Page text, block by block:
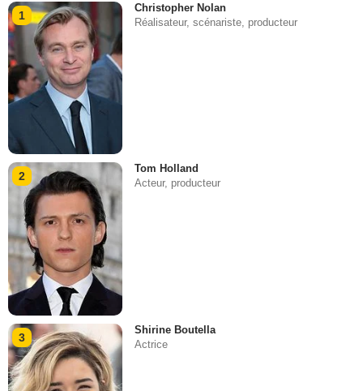
1
Christopher Nolan
Réalisateur, scénariste, producteur
2
Tom Holland
Acteur, producteur
3
Shirine Boutella
Actrice